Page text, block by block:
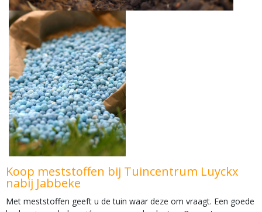
Koop meststoffen bij Tuincentrum Luyckx
nabij Jabbeke
Met meststoffen geeft u de tuin waar deze om vraagt. Een goede